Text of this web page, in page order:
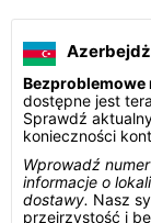
Bezproblemowe
dostępne jest
Sprawdź
konieczności
Wprowadź
informacje o
dostawy. Nasz
przejrzystość i